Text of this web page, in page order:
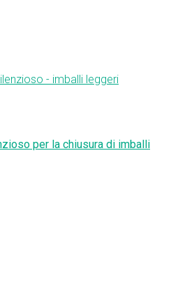
- imballi leggeri
per la chiusura di imballi